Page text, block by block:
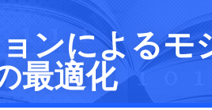
ンによるモ
最適化